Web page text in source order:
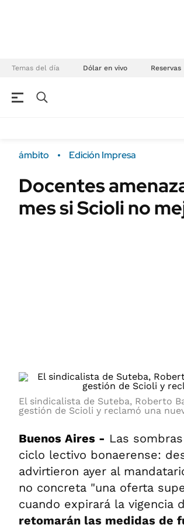
Temas del día Dólar en vivo Reservas
Campo
FINANZAS
ámbito Edición Impresa
Docentes
mes si Scioli no
El sindicalista de Suteba, Roberto
gestión de Scioli y reclamó una
Buenos Aires - Las
ciclo lectivo bonaerense:
advirtieron ayer al
no concreta "una oferta
cuando expirará la vigencia
retomarán las medidas de